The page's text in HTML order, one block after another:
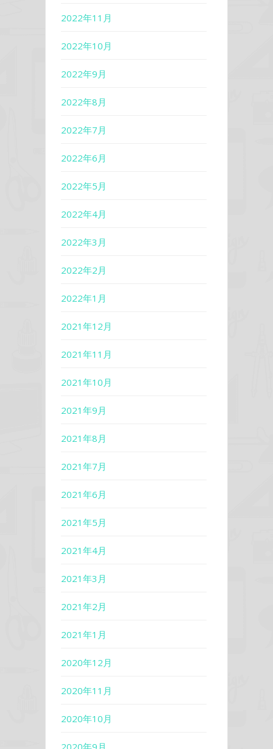
2022年11月
2022年10月
2022年9月
2022年8月
2022年7月
2022年6月
2022年5月
2022年4月
2022年3月
2022年2月
2022年1月
2021年12月
2021年11月
2021年10月
2021年9月
2021年8月
2021年7月
2021年6月
2021年5月
2021年4月
2021年3月
2021年2月
2021年1月
2020年12月
2020年11月
2020年10月
2020年9月